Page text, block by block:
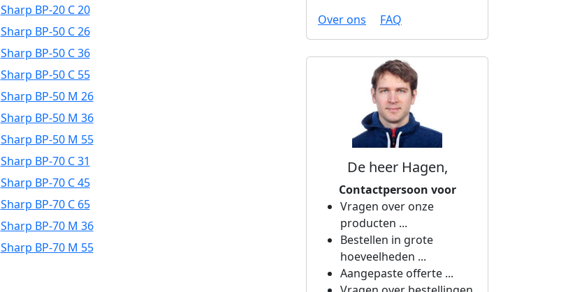
Sharp BP-20 C 20
Sharp BP-50 C 26
Sharp BP-50 C 36
Sharp BP-50 C 55
Sharp BP-50 M 26
Sharp BP-50 M 36
Sharp BP-50 M 55
Sharp BP-70 C 31
Sharp BP-70 C 45
Sharp BP-70 C 65
Sharp BP-70 M 36
Sharp BP-70 M 55
Over ons
FAQ
De heer Hagen,
Contactpersoon voor
Vragen over onze
producten ...
Bestellen in grote
hoeveelheden ...
Aangepaste offerte ...